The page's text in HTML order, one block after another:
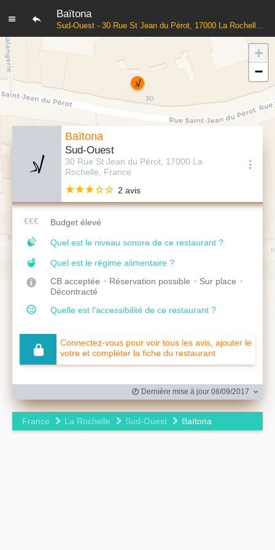
Baïtona
Sud-Ouest - 30 Rue St Jean du Pérot, 17000 La Rochelle, France
Baïtona
Sud-Ouest
30 Rue St Jean du Pérot, 17000 La
Rochelle, France
2 avis
Budget élevé
Quel est le niveau sonore de ce restaurant ?
Quel est le régime alimentaire ?
CB acceptée
Réservation possible
Sur place
Décontracté
Quelle est l'accessibilité de ce restaurant ?
Connectez-vous pour voir tous les avis, ajouter le
votre et compléter la fiche du restaurant
Dernière mise à jour 06/09/2017
France La Rochelle Sud-Ouest Baïtona
+
−